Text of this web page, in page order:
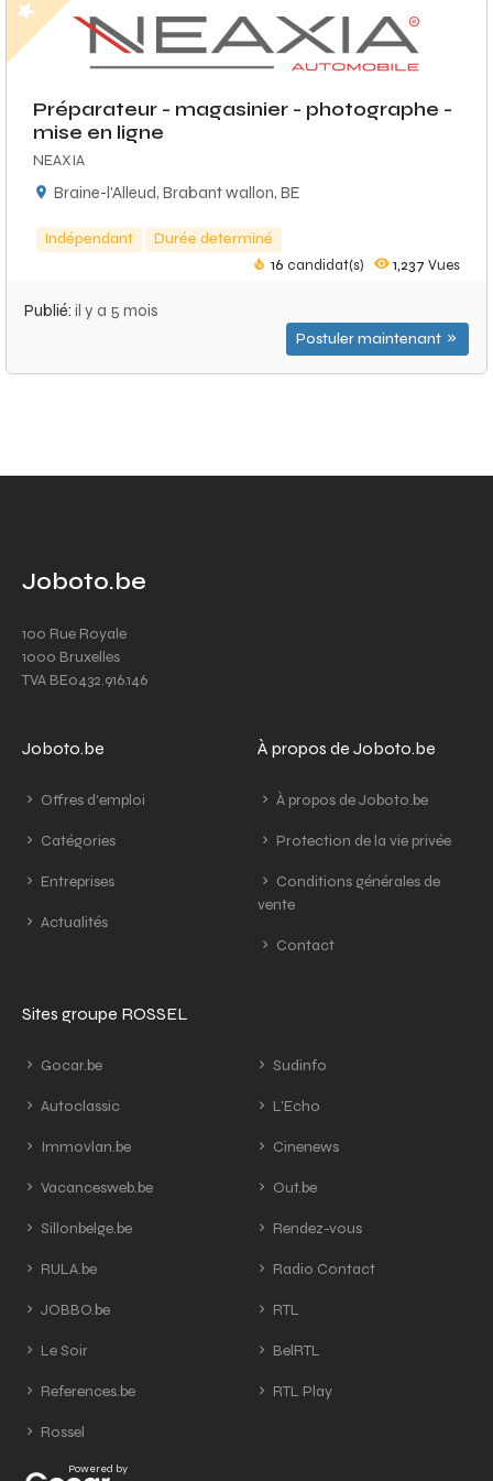
Préparateur - magasinier - photographe -
mise en ligne
NEAXIA
Braine-l'Alleud, Brabant wallon, BE
Indépendant
Durée determiné
16 candidat(s) 1,237 Vues
Publié: il y a 5 mois
Postuler maintenant
Joboto.be
100 Rue Royale
1000 Bruxelles
TVA BE0432.916.146
Joboto.be
Offres d'emploi
Catégories
Entreprises
Actualités
À propos de Joboto.be
À propos de Joboto.be
Protection de la vie privée
Conditions générales de
vente
Contact
Sites groupe ROSSEL
Gocar.be
Autoclassic
Immovlan.be
Vacancesweb.be
Sillonbelge.be
RULA.be
JOBBO.be
Le Soir
References.be
Rossel
Sudinfo
L'Echo
Cinenews
Out.be
Rendez-vous
Radio Contact
RTL
BelRTL
RTL Play
Powered by